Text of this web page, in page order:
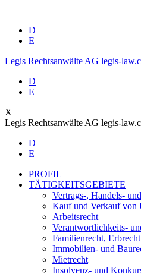
D
E
Legis Rechtsanwälte AG legis-
D
E
X
Legis Rechtsanwälte AG legis-
D
E
PROFIL
TÄTIGKEITSGEBIETE
Vertrags-, Handels-
Kauf und Verkauf von
Arbeitsrecht
Verantwortlichkeits-
Familienrecht,
Immobilien- und
Mietrecht
Insolvenz- und